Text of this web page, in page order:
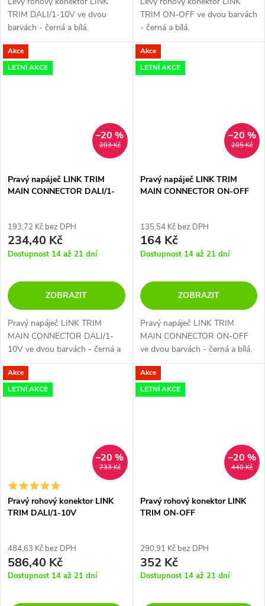
TRIM DALI/1-10V ve dvou
barvách - černá a bílá.
TRIM ON-OFF ve dvou barvách
- černá a bílá.
Akce
LETNÍ AKCE
293 Kč
–20 %
Pravý napáječ LINK TRIM
MAIN CONNECTOR DALI/1-
193,72 Kč bez DPH
234,40 Kč
Dostupnost 14 až 21 dní
ZOBRAZIT
Pravý napáječ LINK TRIM
MAIN CONNECTOR DALI/1-
10V ve dvou barvách - černá a
bílá.
Akce
LETNÍ AKCE
205 Kč
–20 %
Pravý napáječ LINK TRIM
MAIN CONNECTOR ON-OFF
135,54 Kč bez DPH
164 Kč
Dostupnost 14 až 21 dní
ZOBRAZIT
Pravý napáječ LINK TRIM
MAIN CONNECTOR ON-OFF
ve dvou barvách - černá a bílá.
Akce
LETNÍ AKCE
733 Kč
–20 %
Pravý rohový konektor LINK
TRIM DALI/1-10V
484,63 Kč bez DPH
586,40 Kč
Dostupnost 14 až 21 dní
Akce
LETNÍ AKCE
440 Kč
–20 %
Pravý rohový konektor LINK
TRIM ON-OFF
290,91 Kč bez DPH
352 Kč
Dostupnost 14 až 21 dní